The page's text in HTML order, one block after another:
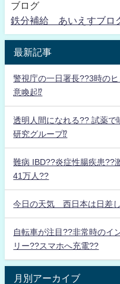
ブログ
鉄分補給 あいえすブロ
最新記事
警視庁の一日署長??3時の
意喚起⁉
透明人間になれる?? 試薬
研究グループ⁉
難病 IBD??炎症性腸疾患??
41万人??
今日の天気 西日本は日差
自転車が注目??非常時のイ
リー??スマホへ充電??
月別アーカイブ